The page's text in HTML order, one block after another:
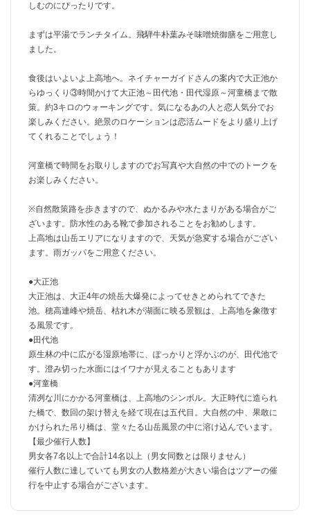
しむのにぴったりです。
まずは平湯でランチタイム。飛騨牛朴葉みそ味噌焼御膳をご用意し
ました。
食後はいよいよ上高地へ。ネイチャーガイドさんの案内で大正池か
らゆっくり③時間かけて大正池～田代池・田代湿原～河童橋まで散
策。約3キロのウォーキングです。気になるあの人と恋人気分でお
楽しみください。絶景のロケーションは恋活ムードをより盛り上げ
てくれることでしょう！
河童橋で時間をお取りしますのでお写真や大自然の中でのトークを
お楽しみください。
※自然散策路を歩きますので、ぬかるみや水たまりがある場合がご
ざいます。防水性のある靴で参加されることをお勧めします。
上高地は山岳エリアになりますので、天気が急変する場合がござい
ます。雨ガッパをご用意ください。
●大正池
大正池は、大正4年の焼岳大爆発によってせきとめられてできた
池。穂高連峰や焼岳、枯れ木が湖面に映る景観は、上高地を象徴す
る風景です。
●田代池
原生林の中に広がる湿原地帯に、ぽっかりと浮かぶのが、田代池で
す。澄み切った水面にはイワナが見えることもあります
●河童橋
清冽な川にかかる河童橋は、上高地のシンボル。大正時代に造られ
た橋で、数回の架け替えを経て現在は五代目。大自然の中、果敢に
かけられた吊り橋は、堂々たる山岳風景の中に溶け込んでいます。
【最少催行人数】
男女各7名以上で合計14名以上（男女同数とは限りません）
催行人数に達していても男女の人数格差が大きい場合はツアーの催
行を中止する場合がございます。